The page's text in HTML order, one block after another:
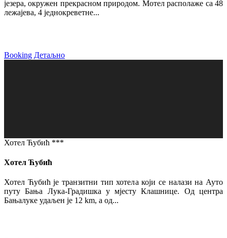
језера, окружен прекрасном природом. Мотел располаже са 48
лежајева, 4 једнокреветне...
Booking Детаљно
Хотел Ћубић ***
Хотел Ћубић
Хотел Ћубић је транзитни тип хотела који се налази на Ауто
путу Бања Лука-Градишка у мјесту Клашнице. Од центра
Бањалуке удаљен је 12 km, а од...